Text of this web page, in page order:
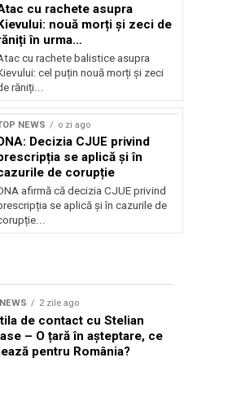
cu rachete asupra
nouă morți și zeci de
în urma
cu rachete balistice asupra
cel puțin nouă morți și zeci
răniți...
NEWS o zi ago
Decizia CJUE privind
se aplică și în
de corupție
afirmă că decizia CJUE privind
se aplică și în cazurile de
2 zile ago
de contact cu Stelian
– O țară în așteptare, ce
pentru România?